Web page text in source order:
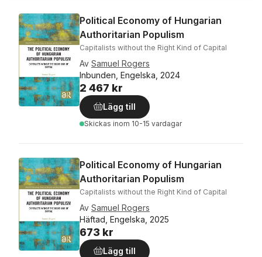
Political Economy of Hungarian
Authoritarian Populism
Capitalists without the Right Kind of Capital
Av Samuel Rogers
Inbunden, Engelska, 2024
2 467 kr
Lägg till
Skickas inom 10-15 vardagar
Political Economy of Hungarian
Authoritarian Populism
Capitalists without the Right Kind of Capital
Av Samuel Rogers
Häftad, Engelska, 2025
673 kr
Lägg till